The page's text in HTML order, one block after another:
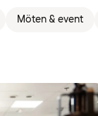
Möten & event